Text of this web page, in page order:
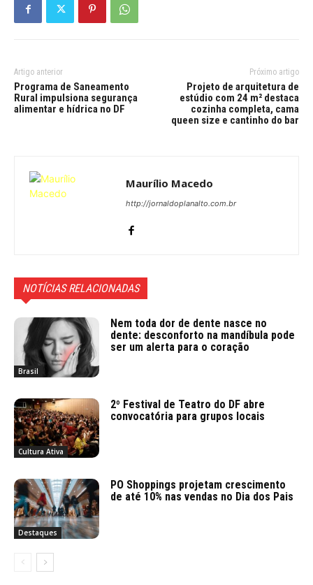
Artigo anterior
Programa de Saneamento
Rural impulsiona segurança
alimentar e hídrica no DF
Próximo artigo
Projeto de arquitetura de
estúdio com 24 m² destaca
cozinha completa, cama
queen size e cantinho do bar
Maurílio Macedo
http://jornaldoplanalto.com.br
NOTÍCIAS RELACIONADAS
Brasil
Nem toda dor de dente nasce no
dente: desconforto na mandíbula pode
ser um alerta para o coração
Cultura Ativa
2º Festival de Teatro do DF abre
convocatória para grupos locais
Destaques
PO Shoppings projetam crescimento
de até 10% nas vendas no Dia dos Pais